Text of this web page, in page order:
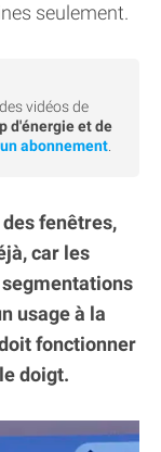
seulement.
vidéos de
d'énergie et de
un abonnement.
fenêtres,
car les
usage à la
fonctionner
doigt.